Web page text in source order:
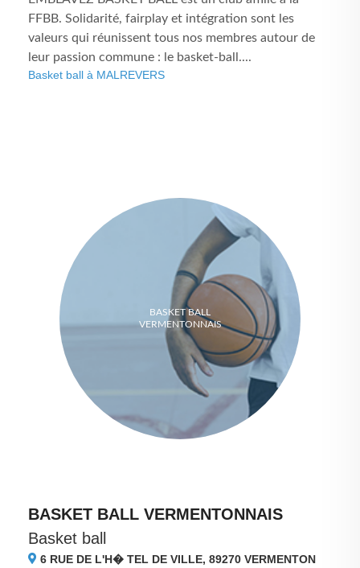
FFBB. Solidarité, fairplay et intégration sont les
valeurs qui réunissent tous nos membres autour de
leur passion commune : le basket-ball....
Basket ball à MALREVERS
BASKET BALL
VERMENTONNAIS
BASKET BALL VERMENTONNAIS
Basket ball
6 RUE DE L'H� TEL DE VILLE, 89270 VERMENTON